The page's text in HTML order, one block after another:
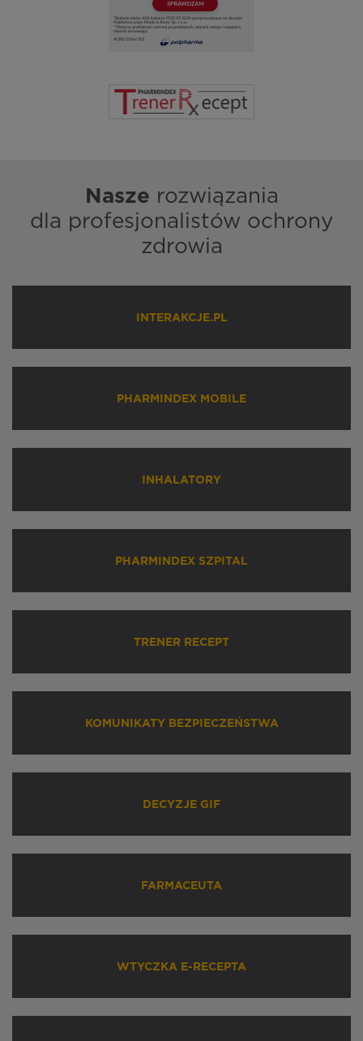
Nasze rozwiązania
dla profesjonalistów ochrony
zdrowia
INTERAKCJE.PL
PHARMINDEX MOBILE
INHALATORY
PHARMINDEX SZPITAL
TRENER RECEPT
KOMUNIKATY BEZPIECZEŃSTWA
DECYZJE GIF
FARMACEUTA
WTYCZKA E-RECEPTA